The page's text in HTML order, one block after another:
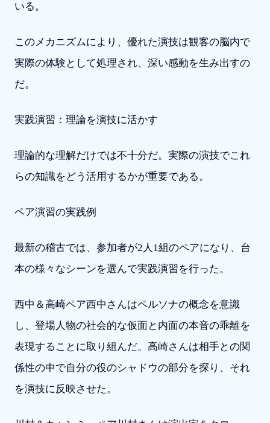
いる。
このメカニズムにより、優れた演技は観客の脳内で
実際の体験として処理され、深い感動を生み出すの
だ。
実践演習：理論を演技に活かす
理論的な理解だけでは不十分だ。実際の演技でこれ
らの知識をどう活用するかが重要である。
ペア演習の実践例
最新の稽古では、参加者が2人1組のペアになり、台
本の様々なシーンを選んで実践演習を行った。
西中＆高崎ペア西中さんはペルソナの概念を意識
し、登場人物の社会的な仮面と内面の本音の乖離を
表現することに取り組んだ。高崎さんは相手との関
係性の中で自分の役のシャドウの部分を探り、それ
を演技に反映させた。